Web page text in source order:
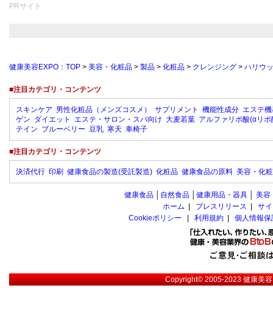
PRサイト
健康美容EXPO：TOP > 美容・化粧品 > 製品 > 化粧品 > クレンジング > ハリウ
■注目カテゴリ・コンテンツ
スキンケア 男性化粧品（メンズコスメ） サプリメント 機能性成分 エステ
ゲン ダイエット エステ・サロン・スパ向け 大麦若葉 アルファリポ酸(αリポ
テイン ブルーベリー 豆乳 寒天 車椅子
■注目カテゴリ・コンテンツ
決済代行 印刷 健康食品の製造(受託製造) 化粧品 健康食品の原料 美容・化
健康食品 自然食品 健康用品・器具 美容
ホーム
プレスリリース
サ
Cookieポリシー
利用規約 個人情報
Copyright© 2005-2023健康美